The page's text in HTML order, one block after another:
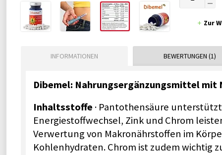
Zur
INFORMATIONEN BEWERTUNGEN (1)
Dibemel: Nahrungsergänzungsmittel mit
Inhaltsstoffe · Pantothensäure
Energiestoffwechsel, Zink und Chrom
Verwertung von Makronährstoffen im
Kohlenhydraten. Chrom ist zudem wichtig